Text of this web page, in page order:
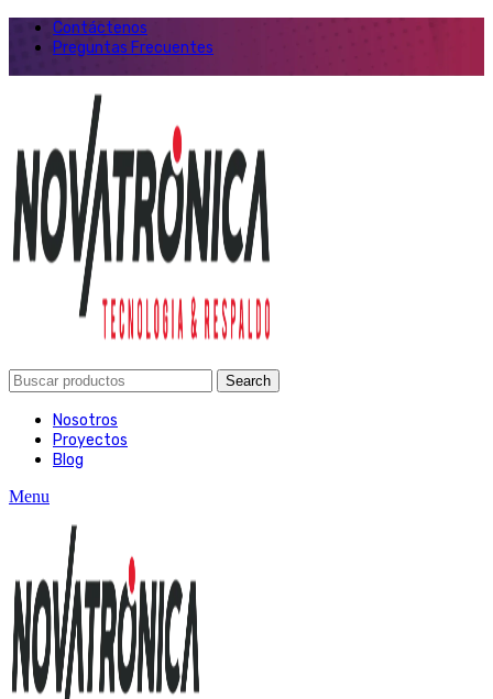
Contáctenos
Preguntas Frecuentes
Search
Nosotros
Proyectos
Blog
Menu